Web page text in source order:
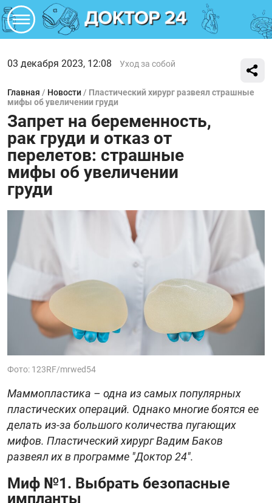
03 декабря 2023, 12:08 Уход за собой
Главная / Новости / Пластический хирург развеял страшные
мифы об увеличении груди
Запрет на беременность,
рак груди и отказ от
перелетов: страшные
мифы об увеличении
груди
Фото: 123RF/mrwed54
Маммопластика – одна из самых популярных
пластических операций. Однако многие боятся ее
делать из-за большого количества пугающих
мифов. Пластический хирург Вадим Баков
развеял их в программе "Доктор 24".
Миф №1. Выбрать безопасные
импланты